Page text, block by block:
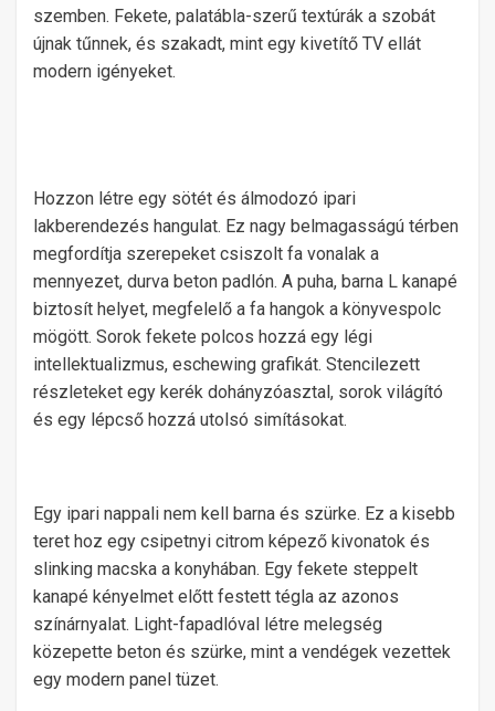
szemben. Fekete, palatábla-szerű textúrák a szobát
újnak tűnnek, és szakadt, mint egy kivetítő TV ellát
modern igényeket.
Hozzon létre egy sötét és álmodozó ipari
lakberendezés hangulat. Ez nagy belmagasságú térben
megfordítja szerepeket csiszolt fa vonalak a
mennyezet, durva beton padlón. A puha, barna L kanapé
biztosít helyet, megfelelő a fa hangok a könyvespolc
mögött. Sorok fekete polcos hozzá egy légi
intellektualizmus, eschewing grafikát. Stencilezett
részleteket egy kerék dohányzóasztal, sorok világító
és egy lépcső hozzá utolsó simításokat.
Egy ipari nappali nem kell barna és szürke. Ez a kisebb
teret hoz egy csipetnyi citrom képező kivonatok és
slinking macska a konyhában. Egy fekete steppelt
kanapé kényelmet előtt festett tégla az azonos
színárnyalat. Light-fapadlóval létre melegség
közepette beton és szürke, mint a vendégek vezettek
egy modern panel tüzet.